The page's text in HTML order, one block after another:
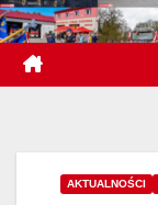
AKTUALNOŚCI